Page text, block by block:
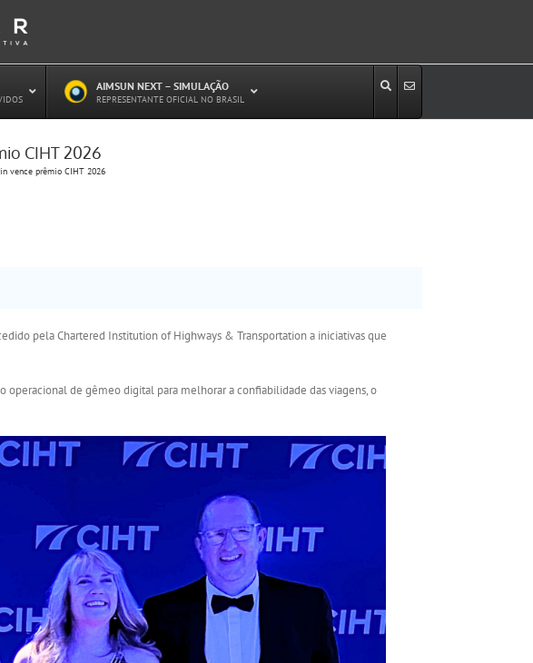
Rodoviárias
(HCM)
AIMSUN NEXT – SIMULAÇÃO
REPRESENTANTE OFICIAL NO BRASIL
CIHT 2026
vence prêmio CIHT 2026
pela Chartered Institution of Highways & Transportation a iniciativas que
operacional de gêmeo digital para melhorar a confiabilidade das viagens, o